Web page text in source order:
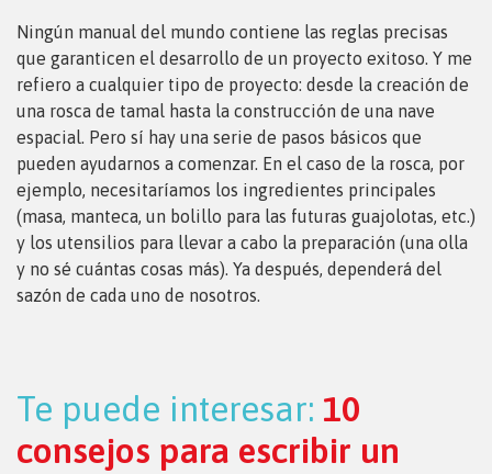
Ningún manual del mundo contiene las reglas precisas
que garanticen el desarrollo de un proyecto exitoso. Y me
refiero a cualquier tipo de proyecto: desde la creación de
una rosca de tamal hasta la construcción de una nave
espacial. Pero sí hay una serie de pasos básicos que
pueden ayudarnos a comenzar. En el caso de la rosca, por
ejemplo, necesitaríamos los ingredientes principales
(masa, manteca, un bolillo para las futuras guajolotas, etc.)
y los utensilios para llevar a cabo la preparación (una olla
y no sé cuántas cosas más). Ya después, dependerá del
sazón de cada uno de nosotros.
Te puede interesar: 10
consejos para escribir un